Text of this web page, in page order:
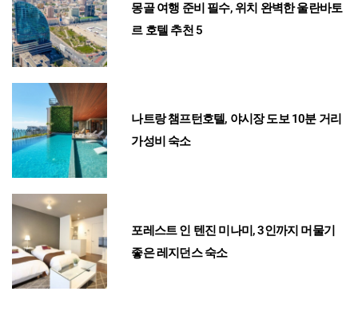
몽골 여행 준비 필수, 위치 완벽한 울란바토
르 호텔 추천 5
나트랑 챔프턴호텔, 야시장 도보 10분 거리
가성비 숙소
포레스트 인 텐진 미나미, 3인까지 머물기
좋은 레지던스 숙소